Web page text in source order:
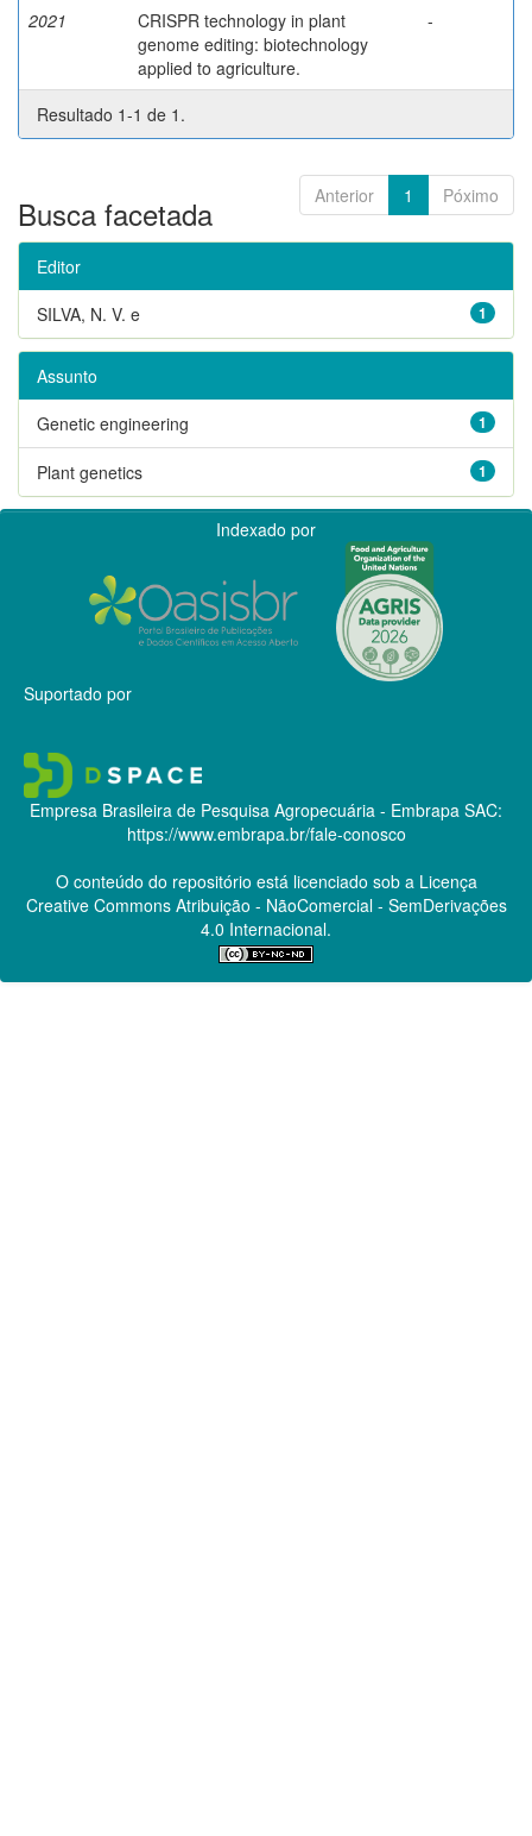
2021
CRISPR technology in plant
genome editing: biotechnology
applied to agriculture.
-
Resultado 1-1 de 1.
Anterior 1 Póximo
Busca facetada
Editor
1
SILVA, N. V. e
Assunto
1
Genetic engineering
1
Plant genetics
Indexado por
Suportado por
Empresa Brasileira de Pesquisa Agropecuária - Embrapa SAC:
https://www.embrapa.br/fale-conosco
O conteúdo do repositório está licenciado sob a Licença
Creative CommonsAtribuição - NãoComercial - SemDerivações
4.0 Internacional.